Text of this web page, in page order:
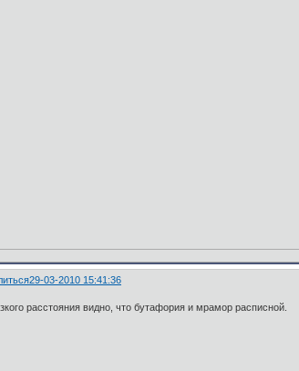
29-03-2010 15:41:36
расстояния видно, что бутафория и мрамор расписной.